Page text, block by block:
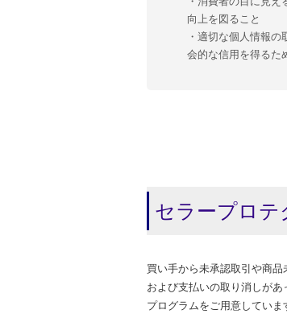
向上を図ること
・適切な個人情報
会的な信用を得るた
セラープロテ
買い手から未承認取引や商
および支払いの取り消しが
プログラムをご用意してい